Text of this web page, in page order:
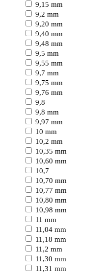
9,15 mm
9,2 mm
9,20 mm
9,40 mm
9,48 mm
9,5 mm
9,55 mm
9,7 mm
9,75 mm
9,76 mm
9,8
9,8 mm
9,97 mm
10 mm
10,2 mm
10,35 mm
10,60 mm
10,7
10,70 mm
10,77 mm
10,80 mm
10,98 mm
11 mm
11,04 mm
11,18 mm
11,2 mm
11,30 mm
11,31 mm